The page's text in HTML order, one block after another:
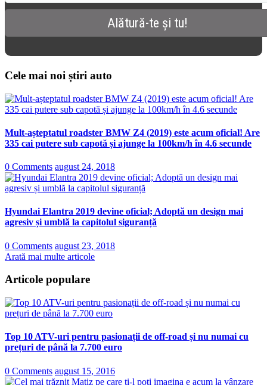
Cele mai noi știri auto
Mult-așteptatul roadster BMW Z4 (2019) este acum oficial! Are
335 cai putere sub capotă și ajunge la 100km/h în 4.6 secunde
0 Comments august 24, 2018
Hyundai Elantra 2019 devine oficial; Adoptă un design mai
agresiv și umblă la capitolul siguranță
0 Comments august 23, 2018
Arată mai multe articole
Articole populare
Top 10 ATV-uri pentru pasionații de off-road și nu numai cu
prețuri de până la 7.700 euro
0 Comments august 15, 2016